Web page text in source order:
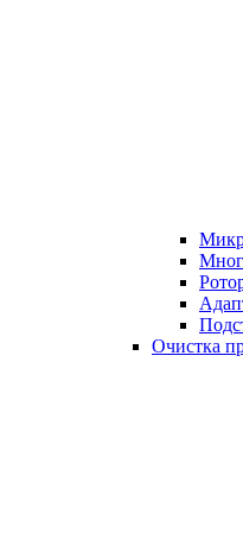
Очистка